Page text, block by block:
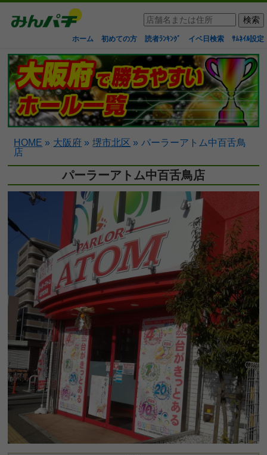
ホーム 初めての方 読者ﾗﾝｷﾝｸﾞ イベ日検索 ｻﾑﾈｲﾙ設定
HOME » 大阪府 » 堺市北区 » パーラーアトム中百舌鳥
店
パーラーアトム中百舌鳥店